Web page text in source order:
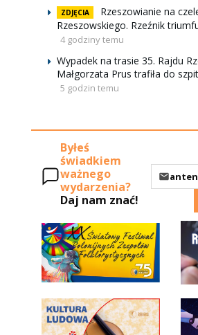
ZDJĘCIA
Rzeszowianie na
Rzeszowskiego. Rzeźnik
4 godziny temu
Wypadek na trasie 35. Rajdu
Małgorzata Prus trafiła do
5 godzin temu
Byłeś
świadkiem
ważnego
wydarzenia?
Daj nam znać!